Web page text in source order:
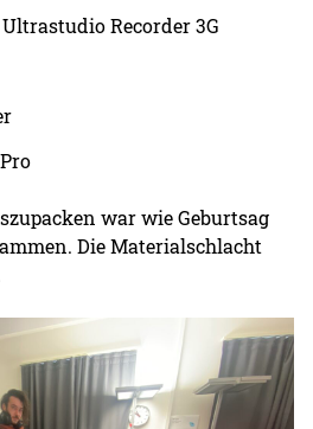
Recorder 3G
war wie Geburtsag
Die Materialschlacht